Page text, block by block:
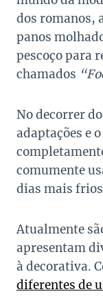
dos romanos,
panos
pescoço para
chamados
No decorrer
adaptações e
comumente
dias mais
Atualmente
apresentam
à decorativa.
diferentes de